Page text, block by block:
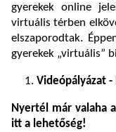
gyerekek online
virtuális térben
elszaporodtak.
gyerekek „virtuális”
Videópályázat -
Nyertél már valaha
itt a lehetőség!